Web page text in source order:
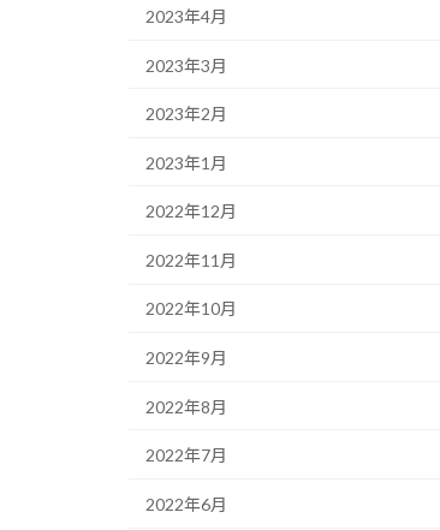
2023年4月
2023年3月
2023年2月
2023年1月
2022年12月
2022年11月
2022年10月
2022年9月
2022年8月
2022年7月
2022年6月